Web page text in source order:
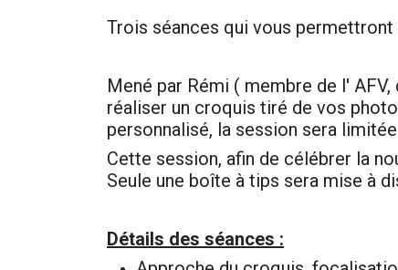
Trois séances qui vous permettront
Mené par Rémi ( membre de l'
réaliser un croquis tiré de vos
personnalisé, la session sera
Cette session, afin de célébrer la
Seule une boîte à tips sera mise à
Détails des séances :